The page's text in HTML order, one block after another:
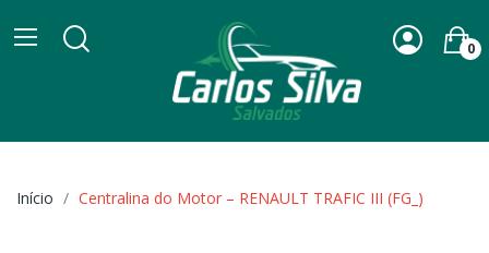
0
Início Centralina do Motor – RENAULT TRAFIC III (FG_)